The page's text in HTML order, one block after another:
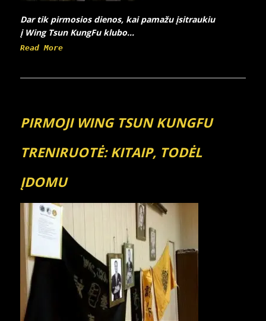
Dar tik pirmosios dienos, kai pamažu įsitraukiu
į Wing Tsun KungFu klubo...
Read More
PIRMOJI WING TSUN KUNGFU
TRENIRUOTĖ: KITAIP, TODĖL
ĮDOMU